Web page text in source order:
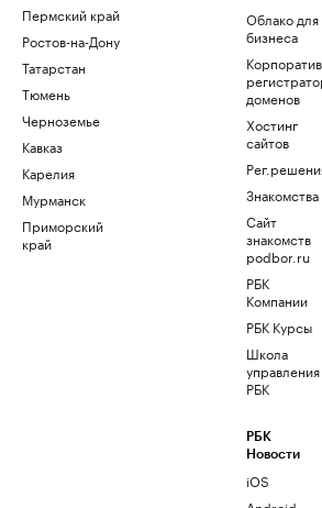
Пермский край
Ростов-на-Дону
Татарстан
Тюмень
Черноземье
Кавказ
Карелия
Мурманск
Приморский
край
Облако для
бизнеса
доменов
Хостинг
сайтов
Знакомства
Сайт
знакомств
podbor.ru
РБК
Компании
РБК Курсы
Школа
управления
РБК
РБК
Новости
iOS